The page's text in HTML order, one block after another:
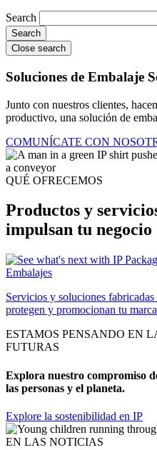
Search
Close search
Soluciones de Embalaje
Junto con nuestros clientes,
productivo, una solución de
COMUNÍCATE CON
QUÉ OFRECEMOS
Productos y
impulsan tu negocio
Embalajes
Servicios y soluciones
protegen y promocionan tu marca
ESTAMOS PENSANDO EN
FUTURAS
Explora nuestro compromiso
las personas y el planeta.
Explore la sostenibilidad en IP
EN LAS NOTICIAS